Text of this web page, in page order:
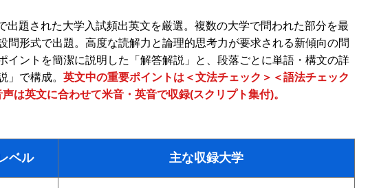
出題された大学入試頻出英文を厳選。複数の大学で問われた部分を最
問形式で出題。高度な読解力と論理的思考力が要求される新傾向の問
イントを簡潔に説明した「解答解説」と、段落ごとに単語・構文の詳
」で構成。英文中の重要ポイントは＜文法チェック＞＜語法チェック
は英文に合わせて米音・英音で収録(スクリプト集付)。
ベル 主な収録大学